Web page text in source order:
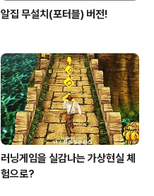
알집 무설치(포터블) 버전!
러닝게임을 실감나는 가상현실 체
험으로?